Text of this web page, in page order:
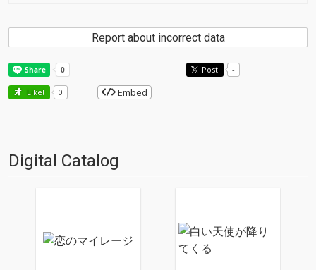
Report about incorrect data
Post -
Like! 0 Embed
Digital Catalog